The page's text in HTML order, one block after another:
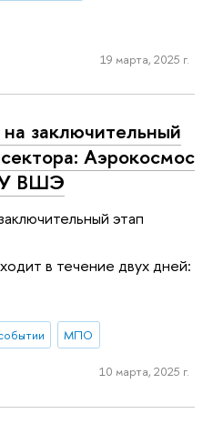
19 марта, 2025 г.
заключительный
Аэрокосмос
ВШЭ
этап
в течение двух дней:
МПО
10 марта, 2025 г.